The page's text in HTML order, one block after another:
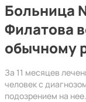
Больница
Филатова
обычному
За 11 месяцев
человек с
подозрением на нее.